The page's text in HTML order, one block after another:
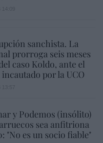
sanchista. La
prorroga seis meses
caso Koldo, ante el
por la UCO
y Podemos (insólito)
sea anfitriona
"No es un socio fiable"